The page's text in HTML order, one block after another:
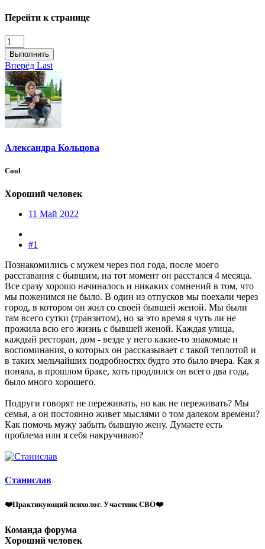
Перейти к странице
Выполнить
Вперёд Last
Александра Кольцова
Cool
Хороший человек
11 Май 2022
#1
Познакомились с мужем через пол года, после моего
расставания с бывшим, на тот момент он расстался 4 месяца.
Все сразу хорошо начиналось и никаких сомнений в том, что
мы поженимся не было. В один из отпусков мы поехали через
город, в котором он жил со своей бывшей женой. Мы были
там всего сутки (транзитом), но за это время я чуть ли не
прожила всю его жизнь с бывшей женой. Каждая улица,
каждый ресторан, дом - везде у него какие-то знакомые и
воспоминания, о которых он рассказывает с такой теплотой и
в таких мельчайших подробностях будто это было вчера. Как я
поняла, в прошлом браке, хоть продлился он всего два года,
было много хорошего.
Подруги говорят не переживать, но как не переживать? Мы
семья, а он постоянно живет мыслями о том далеком времени?
Как помочь мужу забыть бывшую жену. Думаете есть
проблема или я себя накручиваю?
Станислав
❤️Практикующий психолог. Участник СВО❤️
Команда форума
Хороший человек